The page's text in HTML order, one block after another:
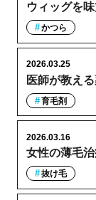
ウィッグを
かつら
医師が教え
2026.03.25
育毛剤
女性の薄毛
2026.03.16
抜け毛